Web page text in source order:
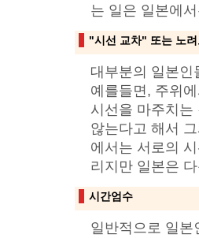
는 일은 일본에
"시선 교차" 또는 노
대부분의 일본
예를들면, 주위
시선을 마주치
않는다고 해서
에서는 서로의
리지만 일본은
시간엄수
일반적으로 일